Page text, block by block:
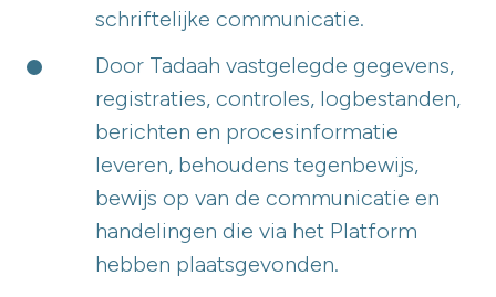
schriftelijke communicatie.
Door Tadaah vastgelegde gegevens,
registraties, controles, logbestanden,
berichten en procesinformatie
leveren, behoudens tegenbewijs,
bewijs op van de communicatie en
handelingen die via het Platform
hebben plaatsgevonden.